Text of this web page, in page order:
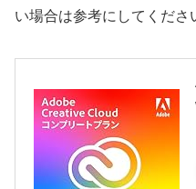
い場合は参考にしてくださ